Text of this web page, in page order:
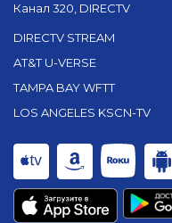
Канал 320, DIRECTV
DIRECTV STREAM
AT&T U-VERSE
TAMPA BAY WFTT
LOS ANGELES KSCN-TV